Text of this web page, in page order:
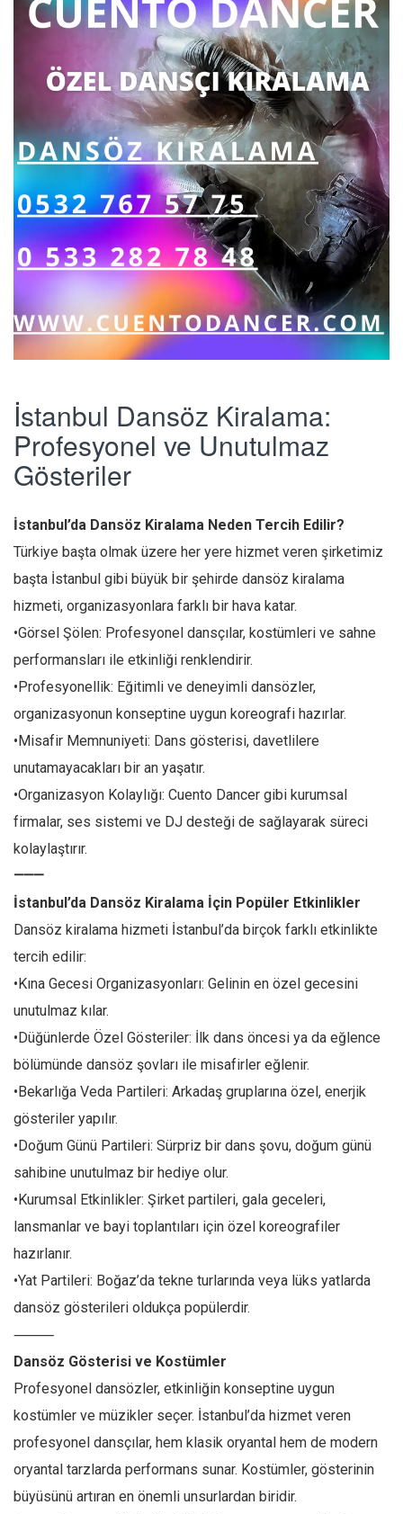
İstanbul Dansöz Kiralama:
Profesyonel ve Unutulmaz
Gösteriler
İstanbul’da Dansöz Kiralama Neden Tercih Edilir?
Türkiye başta olmak üzere her yere hizmet veren şirketimiz
başta İstanbul gibi büyük bir şehirde dansöz kiralama
hizmeti, organizasyonlara farklı bir hava katar.
•Görsel Şölen: Profesyonel dansçılar, kostümleri ve sahne
performansları ile etkinliği renklendirir.
•Profesyonellik: Eğitimli ve deneyimli dansözler,
organizasyonun konseptine uygun koreografi hazırlar.
•Misafir Memnuniyeti: Dans gösterisi, davetlilere
unutamayacakları bir an yaşatır.
•Organizasyon Kolaylığı: Cuento Dancer gibi kurumsal
firmalar, ses sistemi ve DJ desteği de sağlayarak süreci
kolaylaştırır.
⸻
İstanbul’da Dansöz Kiralama İçin Popüler Etkinlikler
Dansöz kiralama hizmeti İstanbul’da birçok farklı etkinlikte
tercih edilir:
•Kına Gecesi Organizasyonları: Gelinin en özel gecesini
unutulmaz kılar.
•Düğünlerde Özel Gösteriler: İlk dans öncesi ya da eğlence
bölümünde dansöz şovları ile misafirler eğlenir.
•Bekarlığa Veda Partileri: Arkadaş gruplarına özel, enerjik
gösteriler yapılır.
•Doğum Günü Partileri: Sürpriz bir dans şovu, doğum günü
sahibine unutulmaz bir hediye olur.
•Kurumsal Etkinlikler: Şirket partileri, gala geceleri,
lansmanlar ve bayi toplantıları için özel koreografiler
hazırlanır.
•Yat Partileri: Boğaz’da tekne turlarında veya lüks yatlarda
dansöz gösterileri oldukça popülerdir.
⸻
Dansöz Gösterisi ve Kostümler
Profesyonel dansözler, etkinliğin konseptine uygun
kostümler ve müzikler seçer. İstanbul’da hizmet veren
profesyonel dansçılar, hem klasik oryantal hem de modern
oryantal tarzlarda performans sunar. Kostümler, gösterinin
büyüsünü artıran en önemli unsurlardan biridir.